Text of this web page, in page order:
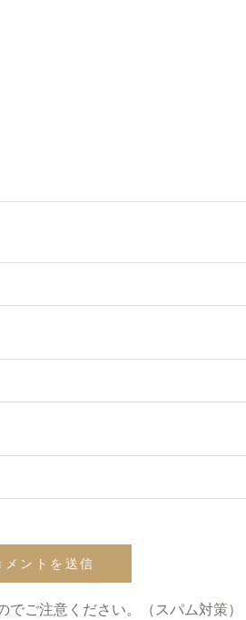
ご注意ください。（スパム対策）